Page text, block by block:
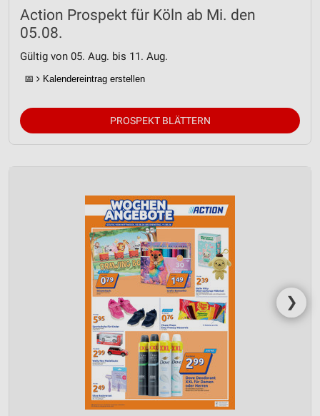
Action Prospekt für Köln ab Mi. den
05.08.
Gültig von 05. Aug. bis 11. Aug.
📅 Kalendereintrag erstellen
PROSPEKT BLÄTTERN
❯